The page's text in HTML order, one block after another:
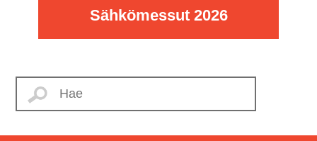
Sähkömessut 2026